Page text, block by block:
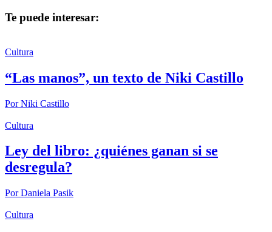
Te puede interesar:
Cultura
“Las manos”, un texto de Niki Castillo
PorNiki Castillo
Cultura
Ley del libro: ¿quiénes ganan si se
desregula?
PorDaniela Pasik
Cultura